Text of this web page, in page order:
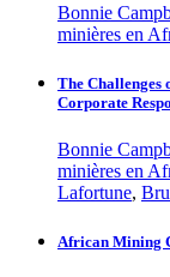
Bonnie
minières en
The Challenges
Corporate
Bonnie
minières en
Lafortune,
African Mining